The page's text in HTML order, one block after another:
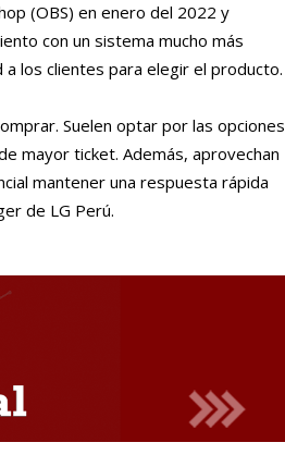
(OBS) en enero del 2022 y
con un sistema mucho más
los clientes para elegir el producto.
Suelen optar por las opciones
mayor ticket. Además, aprovechan
mantener una respuesta rápida
de LG Perú.